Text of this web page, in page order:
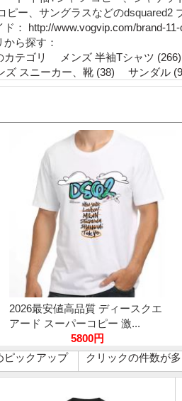
ピー、サングラスなどのdsquared2
ド： http://www.vogvip.com/brand-
から探す：
カテゴリ
メンズ 半袖Tシャツ (266)
ズ スニーカー、靴 (38) サンダル
2026最安値高品質 ディースクエ
アード スーパーコピー 激...
5800円
ピックアップ クリックの件数が